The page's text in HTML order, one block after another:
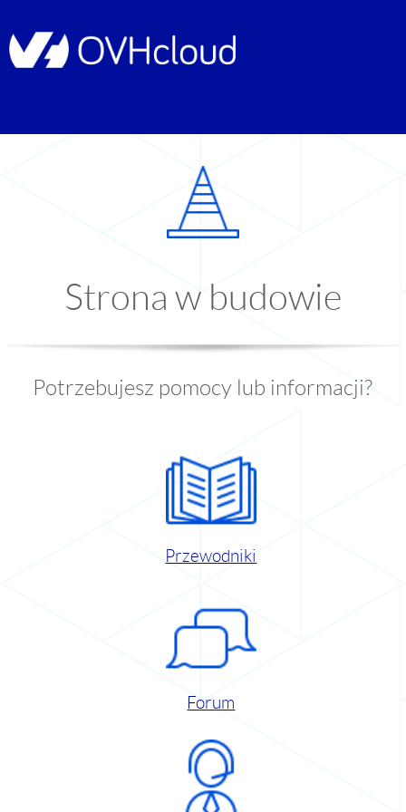
Strona w budowie
Potrzebujesz pomocy lub informacji?
Przewodniki
Forum